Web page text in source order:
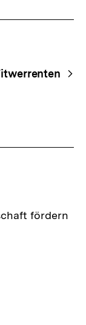
fördern